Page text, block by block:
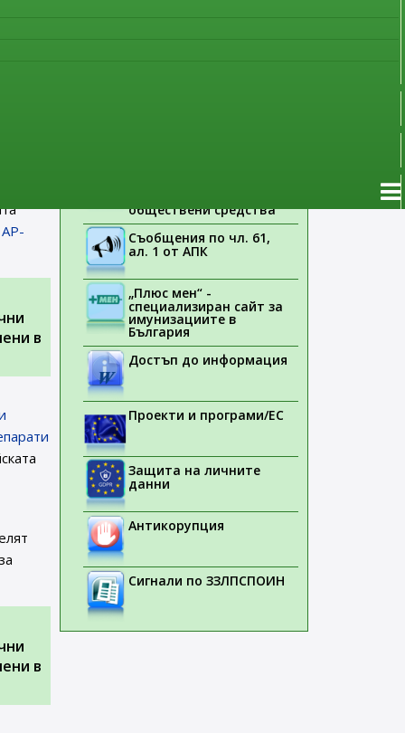
в
в
обществени средства
Съобщения по чл. 61,
ал. 1 от АПК
„Плюс мен“ -
специализиран сайт за
имунизациите в
България
Достъп до информация
Проекти и програми/ЕС
Защита на личните
данни
Антикорупция
Сигнали по ЗЗЛПСПОИН